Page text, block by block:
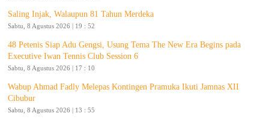
Saling Injak, Walaupun 81 Tahun Merdeka
Sabtu, 8 Agustus 2026 | 19 : 52
48 Petenis Siap Adu Gengsi, Usung Tema The New Era Begins pada
Executive Iwan Tennis Club Session 6
Sabtu, 8 Agustus 2026 | 17 : 10
Wabup Ahmad Fadly Melepas Kontingen Pramuka Ikuti Jamnas XII
Cibubur
Sabtu, 8 Agustus 2026 | 13 : 55